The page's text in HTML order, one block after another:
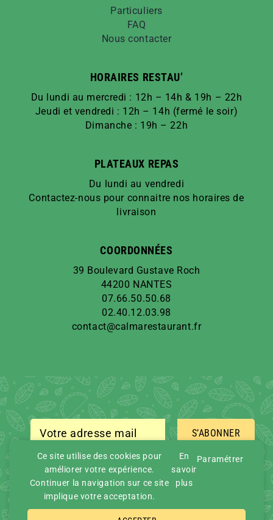
Particuliers
FAQ
Nous contacter
HORAIRES RESTAU’
Du lundi au mercredi : 12h – 14h & 19h – 22h
Jeudi et vendredi : 12h – 14h (fermé le soir)
Dimanche : 19h – 22h
PLATEAUX REPAS
Du lundi au vendredi
Contactez-nous pour connaitre nos horaires de
livraison
COORDONNÉES
39 Boulevard Gustave Roch
44200 NANTES
07.66.50.50.68
02.40.12.03.98
contact@calmarestaurant.fr
S’ABONNER
Ce site utilise des cookies pour
améliorer votre expérience.
Continuer la navigation sur ce site
implique votre acceptation.
En
savoir
plus
Paramétrer